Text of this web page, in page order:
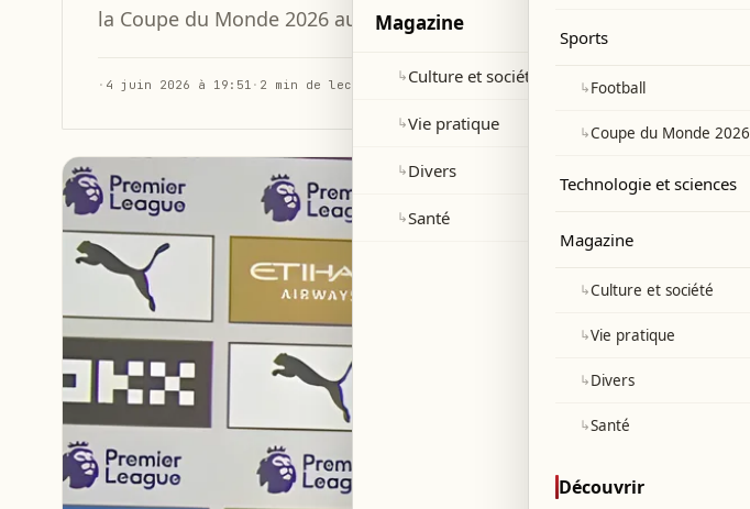
la Coupe du Monde 2026 aux États-Unis, Canada et Mexique.
· 4 juin 2026 à 19:51 · 2 min de lecture
Magazine
↳Culture et société
↳Vie pratique
↳Divers
↳Santé
Sports
↳Football
↳Coupe du Monde 2026
Technologie et sciences
Magazine
↳Culture et société
↳Vie pratique
↳Divers
↳Santé
Découvrir